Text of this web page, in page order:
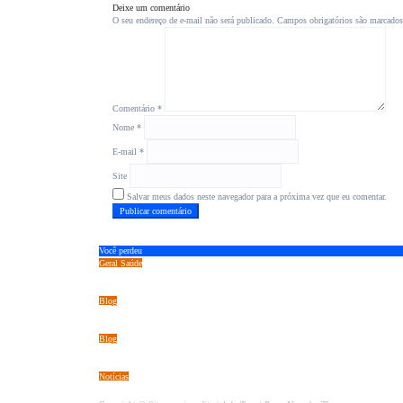
Deixe um comentário
O seu endereço de e-mail não será publicado. Campos obrigatórios são
Comentário *
Nome *
E-mail *
Site
Salvar meus dados neste navegador para a próxima vez que eu comentar.
Você perdeu
Geral Saúde
Blog
Blog
Notícias